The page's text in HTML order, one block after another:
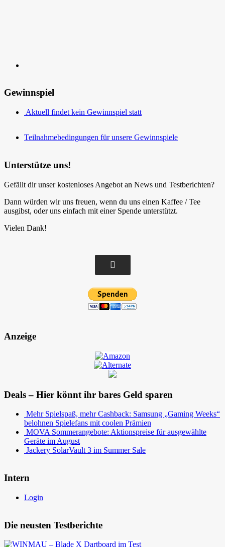
Gewinnspiel
Aktuell findet kein Gewinnspiel statt
Teilnahmebedingungen für unsere Gewinnspiele
Unterstütze uns!
Gefällt dir unser kostenloses Angebot an News und Testberichten?
Dann würden wir uns freuen, wenn du uns einen Kaffee / Tee
ausgibst, oder uns einfach mit einer Spende unterstützt.
Vielen Dank!
Anzeige
Deals – Hier könnt ihr bares Geld sparen
Mehr Spielspaß, mehr Cashback: Samsung „Gaming Weeks“
belohnen Spielefans mit coolen Prämien
MOVA Sommerangebote: Aktionspreise für ausgewählte
Geräte im August
Jackery SolarVault 3 im Summer Sale
Intern
Login
Die neusten Testberichte